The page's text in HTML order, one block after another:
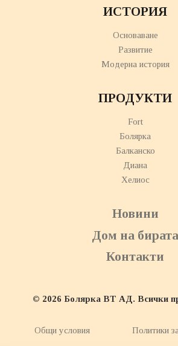
ИСТОРИЯ
Основаване
Развитие
Модерна история
ПРОДУКТИ
Fort
Болярка
Балканско
Диана
Хелиос
Новини
Дом на бирата
Контакти
© 2026 Болярка ВТ АД. Всички
Общи условия Политики